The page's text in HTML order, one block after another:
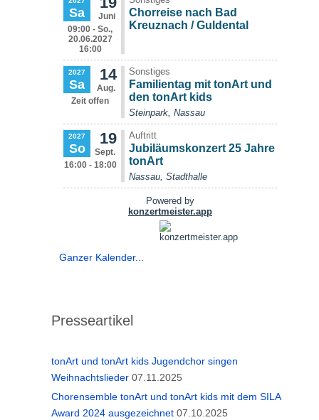
Ganzer Kalender...
Presseartikel
tonArt und tonArt kids Jugendchor singen
Weihnachtslieder 07.11.2025
Chorensemble tonArt und tonArt kids mit dem SILA
Award 2024 ausgezeichnet 07.10.2025